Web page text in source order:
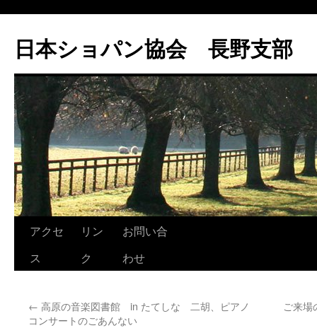
テ
ン
ス
キ
ッ
プ
日本ショパン協会 長野支部
アクセ
ス
リン
ク
お問い合
わせ
← 高原の音楽図書館 in たてしな 二胡、ピアノ
コンサートのごあんない
ご来